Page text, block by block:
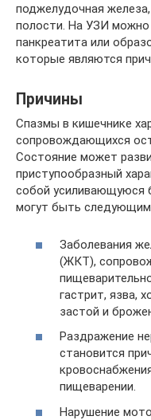
поджелудочная
полости. На УЗИ можно
панкреатита или
которые являются
Причины
Спазмы в кишечнике
сопровождающихся
Состояние может
приступообразный
собой усиливающуюся
могут быть
Заболевания
(ЖКТ),
гастрит, язва,
застой и
Раздражение
становится
пищеварении.
Нарушение